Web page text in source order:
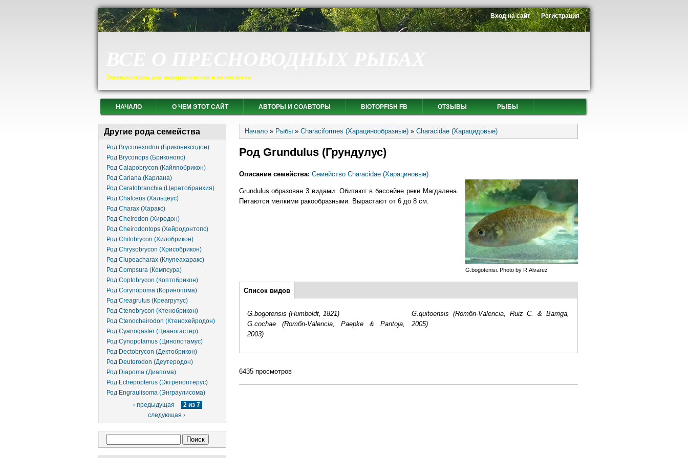
Энциклопедия для аквариумистов и ихтиологов
Вход на сайт Регистрация
НАЧАЛО О ЧЕМ ЭТОТ САЙТ АВТОРЫ И СОАВТОРЫ BIOTOPFISH FB ОТЗЫВЫ РЫБЫ
Другие рода семейства
Род Bryconexodon (Бриконексодон)
Род Bryconops (Бриконопс)
Род Caiapobrycon (Кайяпобрикон)
Род Carlana (Карлана)
Род Ceratobranchia (Цератобранхия)
Род Chalceus (Хальцеус)
Род Charax (Харакс)
Род Cheirodon (Хиродон)
Род Cheirodontops (Хейродонтопс)
Род Chilobrycon (Хилобрикон)
Род Chrysobrycon (Хрисобрикон)
Род Clupeacharax (Клупеахаракс)
Род Compsura (Компсура)
Род Coptobrycon (Коптобрикон)
Род Corynopoma (Коринопома)
Род Creagrutus (Креагрутус)
Род Ctenobrycon (Ктенобрикон)
Род Ctenocheirodon (Ктенохейродон)
Род Cyanogaster (Цианогастер)
Род Cynopotamus (Цинопотамус)
Род Dectobrycon (Дектобрикон)
Род Deuterodon (Деутеродон)
Род Diapoma (Диапома)
Род Ectrepopterus (Эктрепоптерус)
Род Engraulisoma (Энграулисома)
‹ предыдущая
2 из 7
следующая ›
Вы здесь
Начало » Рыбы » Characiformes (Харацинообразные) » Characidae (Харацидовые)
Род Grundulus (Грундулус)
Описание семейства: Семейство Characidae (Харациновые)
G.bogotenisi. Photo by R.Alvarez
Grundulus образован 3 видами. Обитают в бассейне реки Магдалена.
Питаются мелкими ракообразными. Вырастают от 6 до 8 см.
Дополнительно
Список видов(активная
вкладка)
G.bogotensis (Humboldt, 1821)
G.cochae (Romбn-Valencia, Paepke & Pantoja,
2003)
G.quitoensis (Romбn-Valencia, Ruiz C. & Barriga,
2005)
6435 просмотров